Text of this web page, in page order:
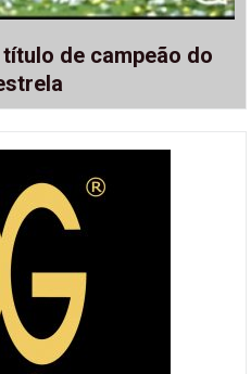
de campeão do